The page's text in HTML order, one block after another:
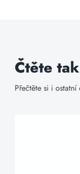
Čtěte
Přečtěte si i